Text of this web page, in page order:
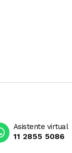
Asistente virtual
11 2855 5086